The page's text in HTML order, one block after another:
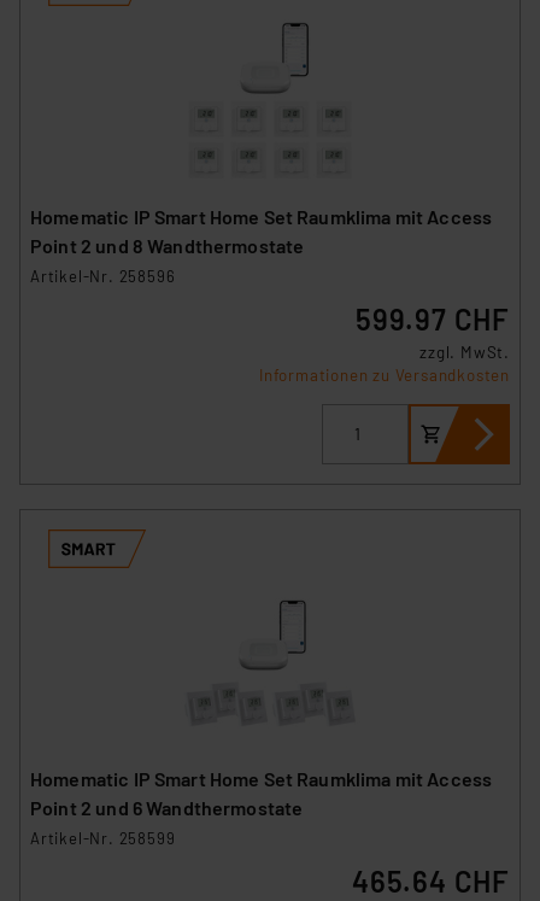
Homematic IP Smart Home Set Raumklima mit Access
Point 2 und 8 Wandthermostate
Artikel-Nr. 258596
599.97 CHF
zzgl. MwSt.
Informationen zu Versandkosten
Homematic IP Smart Home Set Raumklima mit Access
Point 2 und 6 Wandthermostate
Artikel-Nr. 258599
465.64 CHF